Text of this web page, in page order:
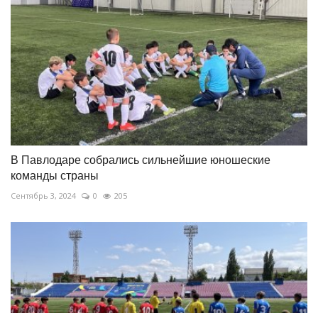
В Павлодаре собрались сильнейшие юношеские
команды страны
Сентябрь 3, 2024 0 205